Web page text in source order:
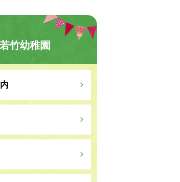
若竹幼稚園